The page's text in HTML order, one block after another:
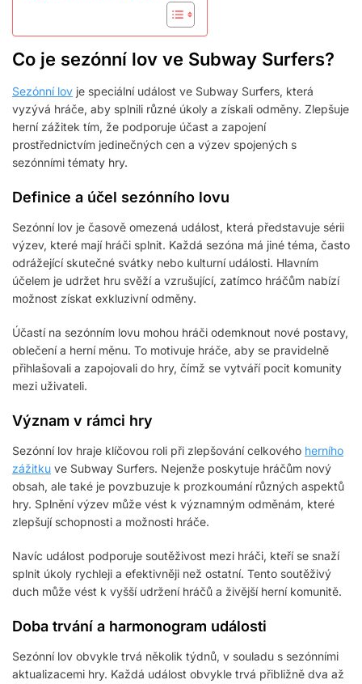
Co je sezónní lov ve Subway Surfers?
Sezónní lov je speciální událost ve Subway Surfers, která
vyzývá hráče, aby splnili různé úkoly a získali odměny. Zlepšuje
herní zážitek tím, že podporuje účast a zapojení
prostřednictvím jedinečných cen a výzev spojených s
sezónními tématy hry.
Definice a účel sezónního lovu
Sezónní lov je časově omezená událost, která představuje sérii
výzev, které mají hráči splnit. Každá sezóna má jiné téma, často
odrážející skutečné svátky nebo kulturní události. Hlavním
účelem je udržet hru svěží a vzrušující, zatímco hráčům nabízí
možnost získat exkluzivní odměny.
Účastí na sezónním lovu mohou hráči odemknout nové postavy,
oblečení a herní měnu. To motivuje hráče, aby se pravidelně
přihlašovali a zapojovali do hry, čímž se vytváří pocit komunity
mezi uživateli.
Význam v rámci hry
Sezónní lov hraje klíčovou roli při zlepšování celkového herního
zážitku ve Subway Surfers. Nejenže poskytuje hráčům nový
obsah, ale také je povzbuzuje k prozkoumání různých aspektů
hry. Splnění výzev může vést k významným odměnám, které
zlepšují schopnosti a možnosti hráče.
Navíc událost podporuje soutěživost mezi hráči, kteří se snaží
splnit úkoly rychleji a efektivněji než ostatní. Tento soutěživý
duch může vést k vyšší udržení hráčů a živější herní komunitě.
Doba trvání a harmonogram události
Sezónní lov obvykle trvá několik týdnů, v souladu s sezónními
aktualizacemi hry. Každá událost obvykle trvá přibližně dva až